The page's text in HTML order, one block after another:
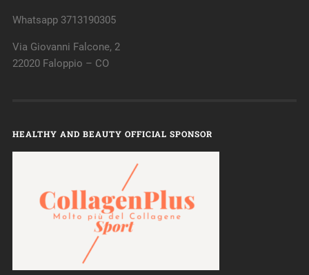
Whatsapp 3713190305
Via Giovanni Falcone, 2
22020 Faloppio – CO
HEALTHY AND BEAUTY OFFICIAL SPONSOR